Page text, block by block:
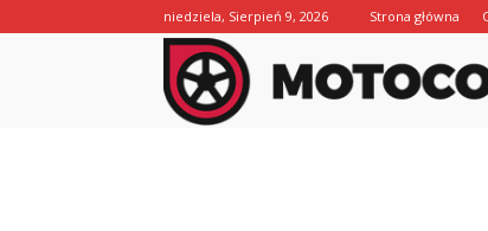
niedziela, Sierpień 9, 2026 Strona główna